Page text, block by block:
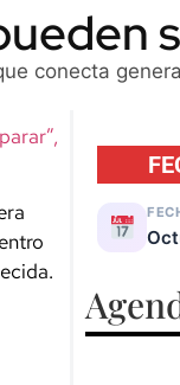
conecta